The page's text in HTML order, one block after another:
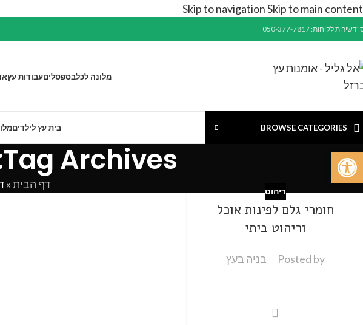
Skip to navigationSkip to main content
שירות לקוחות: 050-377-7817
מלונה לכלבספסליםעבודות עץ
BROWSE CATEGORIES בית עץ לילדים
Tag Archives: דשא סינטטי זול
דף הבית»
ריהוט
חומרי גלם לפינות אוכל
וריהוט ביתי
Posted by בניה בעץ
פתח סרגל נגישות